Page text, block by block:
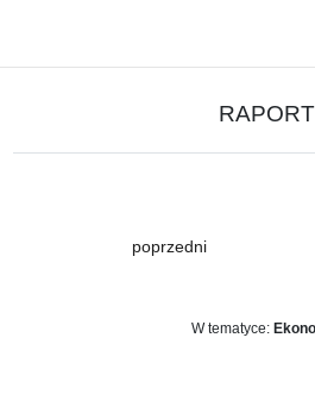
RAPORT
poprzedni
W tematyce: